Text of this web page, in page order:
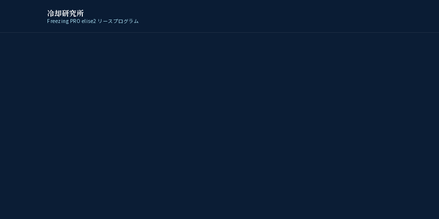
冷却研究所
Freezing PRO elise2 リースプログラム